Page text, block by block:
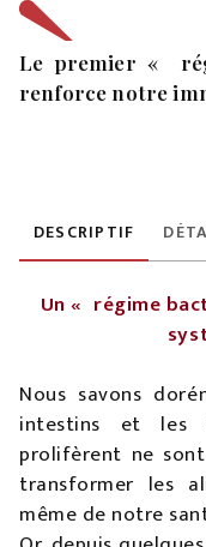
Le premier «
renforce notre
DESCRIPTIF
Un « régime
Nous savons
intestins et les
prolifèrent ne
transformer les
même de notre